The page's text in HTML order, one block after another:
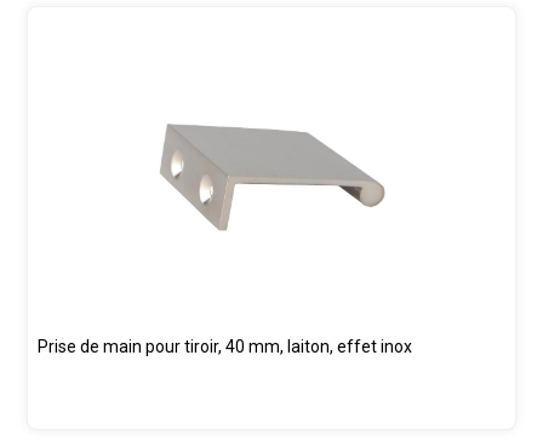
Prise de main pour tiroir, 40 mm, laiton, effet inox